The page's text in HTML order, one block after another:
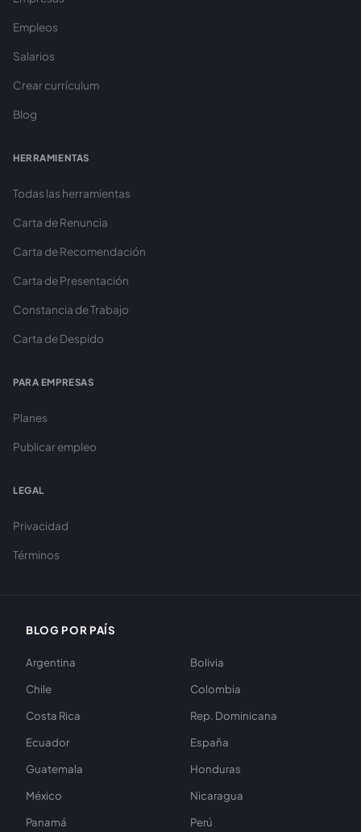
Empleos
Salarios
Crear currículum
Blog
HERRAMIENTAS
Todas las herramientas
Carta de Renuncia
Carta de Recomendación
Carta de Presentación
Constancia de Trabajo
Carta de Despido
PARA EMPRESAS
Planes
Publicar empleo
LEGAL
Privacidad
Términos
BLOG POR PAÍS
Argentina
Bolivia
Chile
Colombia
Costa Rica
Rep. Dominicana
Ecuador
España
Guatemala
Honduras
México
Nicaragua
Panamá
Perú